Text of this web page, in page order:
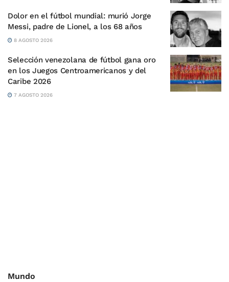
Dolor en el fútbol mundial: murió Jorge
Messi, padre de Lionel, a los 68 años
8 AGOSTO 2026
Selección venezolana de fútbol gana oro
en los Juegos Centroamericanos y del
Caribe 2026
7 AGOSTO 2026
Mundo